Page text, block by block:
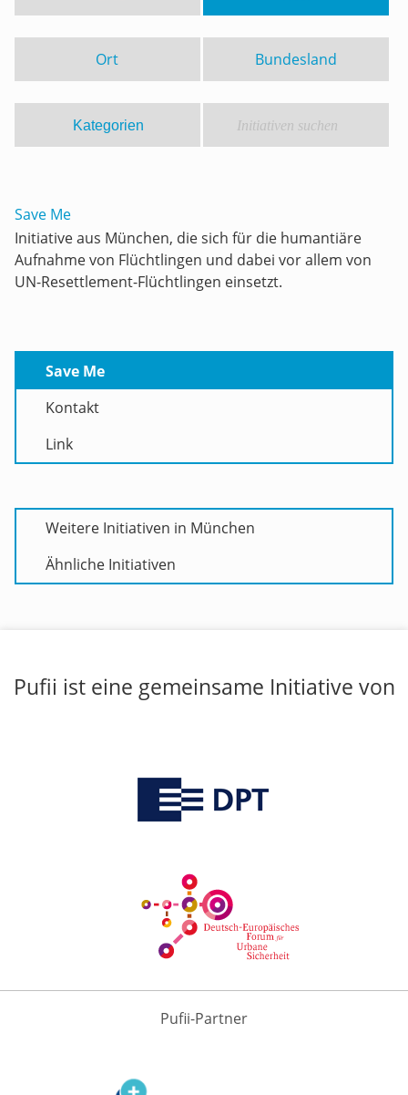
Ort Bundesland
Save Me
Initiative aus München, die sich für die humantiäre
Aufnahme von Flüchtlingen und dabei vor allem von
UN-Resettlement-Flüchtlingen einsetzt.
Save Me
Kontakt
Link
Weitere Initiativen in München
Ähnliche Initiativen
Pufii ist eine gemeinsame Initiative von
Pufii-Partner